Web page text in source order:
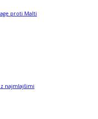
proti Malti
najmlajšimi